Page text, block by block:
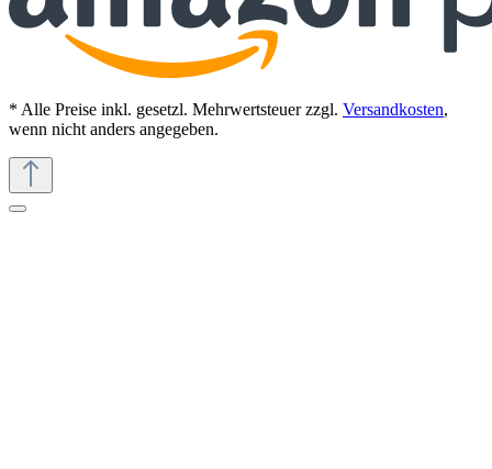
* Alle Preise inkl. gesetzl. Mehrwertsteuer zzgl. Versandkosten,
wenn nicht anders angegeben.